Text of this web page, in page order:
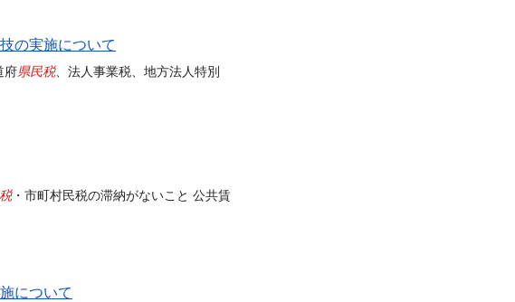
の実施について
府県民税、法人事業税、地方法人特別
・市町村民税の滞納がないこと 公共賃
について